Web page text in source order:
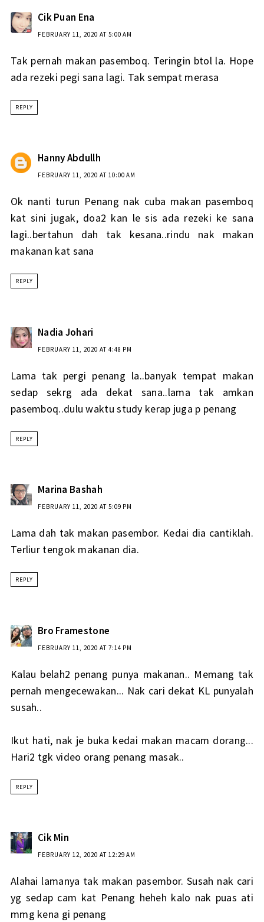
Cik Puan Ena
FEBRUARY 11, 2020 AT 5:00 AM
Tak pernah makan pasemboq. Teringin btol la. Hope
ada rezeki pegi sana lagi. Tak sempat merasa
REPLY
Hanny Abdullh
FEBRUARY 11, 2020 AT 10:00 AM
Ok nanti turun Penang nak cuba makan pasemboq
kat sini jugak, doa2 kan le sis ada rezeki ke sana
lagi..bertahun dah tak kesana..rindu nak makan
makanan kat sana
REPLY
Nadia Johari
FEBRUARY 11, 2020 AT 4:48 PM
Lama tak pergi penang la..banyak tempat makan
sedap sekrg ada dekat sana..lama tak amkan
pasemboq..dulu waktu study kerap juga p penang
REPLY
Marina Bashah
FEBRUARY 11, 2020 AT 5:09 PM
Lama dah tak makan pasembor. Kedai dia cantiklah.
Terliur tengok makanan dia.
REPLY
Bro Framestone
FEBRUARY 11, 2020 AT 7:14 PM
Kalau belah2 penang punya makanan.. Memang tak
pernah mengecewakan... Nak cari dekat KL punyalah
susah..
Ikut hati, nak je buka kedai makan macam dorang...
Hari2 tgk video orang penang masak..
REPLY
Cik Min
FEBRUARY 12, 2020 AT 12:29 AM
Alahai lamanya tak makan pasembor. Susah nak cari
yg sedap cam kat Penang heheh kalo nak puas ati
mmg kena gi penang